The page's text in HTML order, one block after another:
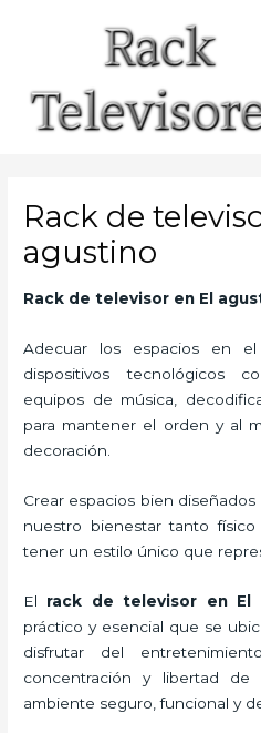
Rack de
agustino
Rack de televisor en El
Adecuar los espacios en
dispositivos tecnológicos
equipos de música,
para mantener el orden y al
decoración.
Crear espacios bien
nuestro bienestar tanto
tener un estilo único que
El rack de televisor en El
práctico y esencial que se
disfrutar del
concentración y libertad de
ambiente seguro, funcional y